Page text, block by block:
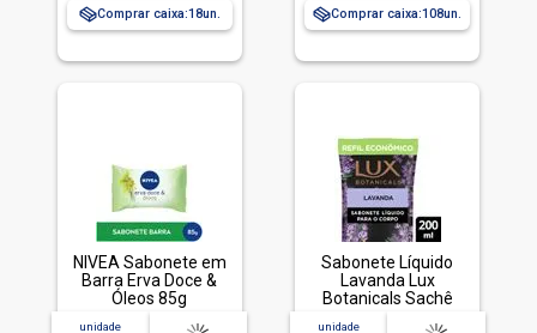
Comprar caixa:18 Comprar caixa:108
NIVEA Sabonete em
Barra Erva Doce &
Óleos 85g
unidade acima de
Sabonete Líquido
Lavanda Lux
Botanicals Sachê
200ml Refil
unidade acima de